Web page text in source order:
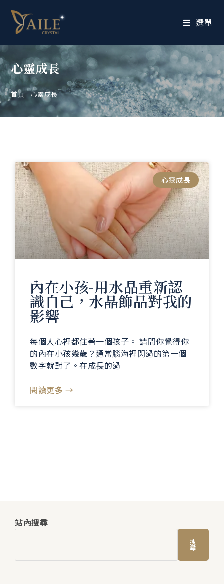
選單
心靈成長
首頁-心靈成長
心靈成長
內在小孩-用水晶重新認
識自己，水晶飾品對我的
影響
每個人心裡都住著一個孩子。 請問你覺得你
的內在小孩幾歲？通常腦海裡閃過的第一個
數字就對了。在成長的過
閱讀更多 →
站內搜尋
搜
尋